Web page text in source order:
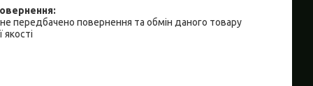
передбачено повернення та обмін даного товару